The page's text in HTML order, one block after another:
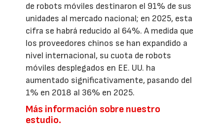
de robots móviles destinaron el 91% de sus
unidades al mercado nacional; en 2025, esta
cifra se habrá reducido al 64%. A medida que
los proveedores chinos se han expandido a
nivel internacional, su cuota de robots
móviles desplegados en EE. UU. ha
aumentado significativamente, pasando del
1% en 2018 al 36% en 2025.
Más información sobre nuestro
estudio.